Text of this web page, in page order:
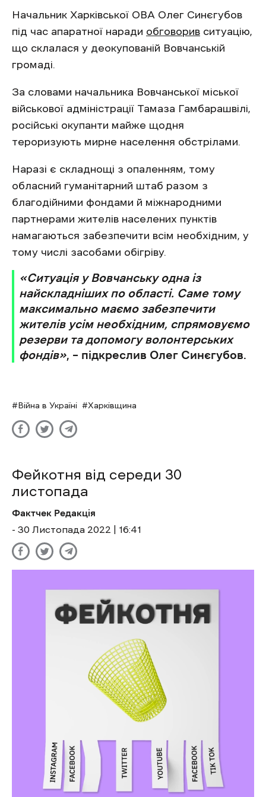
Начальник Харківської ОВА Олег Синєгубов
під час апаратної наради обговорив ситуацію,
що склалася у деокупованій Вовчанській
громаді.
За словами начальника Вовчанської міської
військової адміністрації Тамаза Гамбарашвілі,
російські окупанти майже щодня
тероризують мирне населення обстрілами.
Наразі є складнощі з опаленням, тому
обласний гуманітарний штаб разом з
благодійними фондами й міжнародними
партнерами жителів населених пунктів
намагаються забезпечити всім необхідним, у
тому числі засобами обігріву.
«Ситуація у Вовчанську одна із
найскладніших по області. Саме тому
максимально маємо забезпечити
жителів усім необхідним, спрямовуємо
резерви та допомогу волонтерських
фондів», – підкреслив Олег Синєгубов.
Війна в Україні Харківщина
Фейкотня від середи 30
листопада
Фактчек Редакція
- 30 Листопада 2022 | 16:41